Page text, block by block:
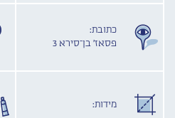
כתובת:
פסאז' בן־סירא 3
מידות: